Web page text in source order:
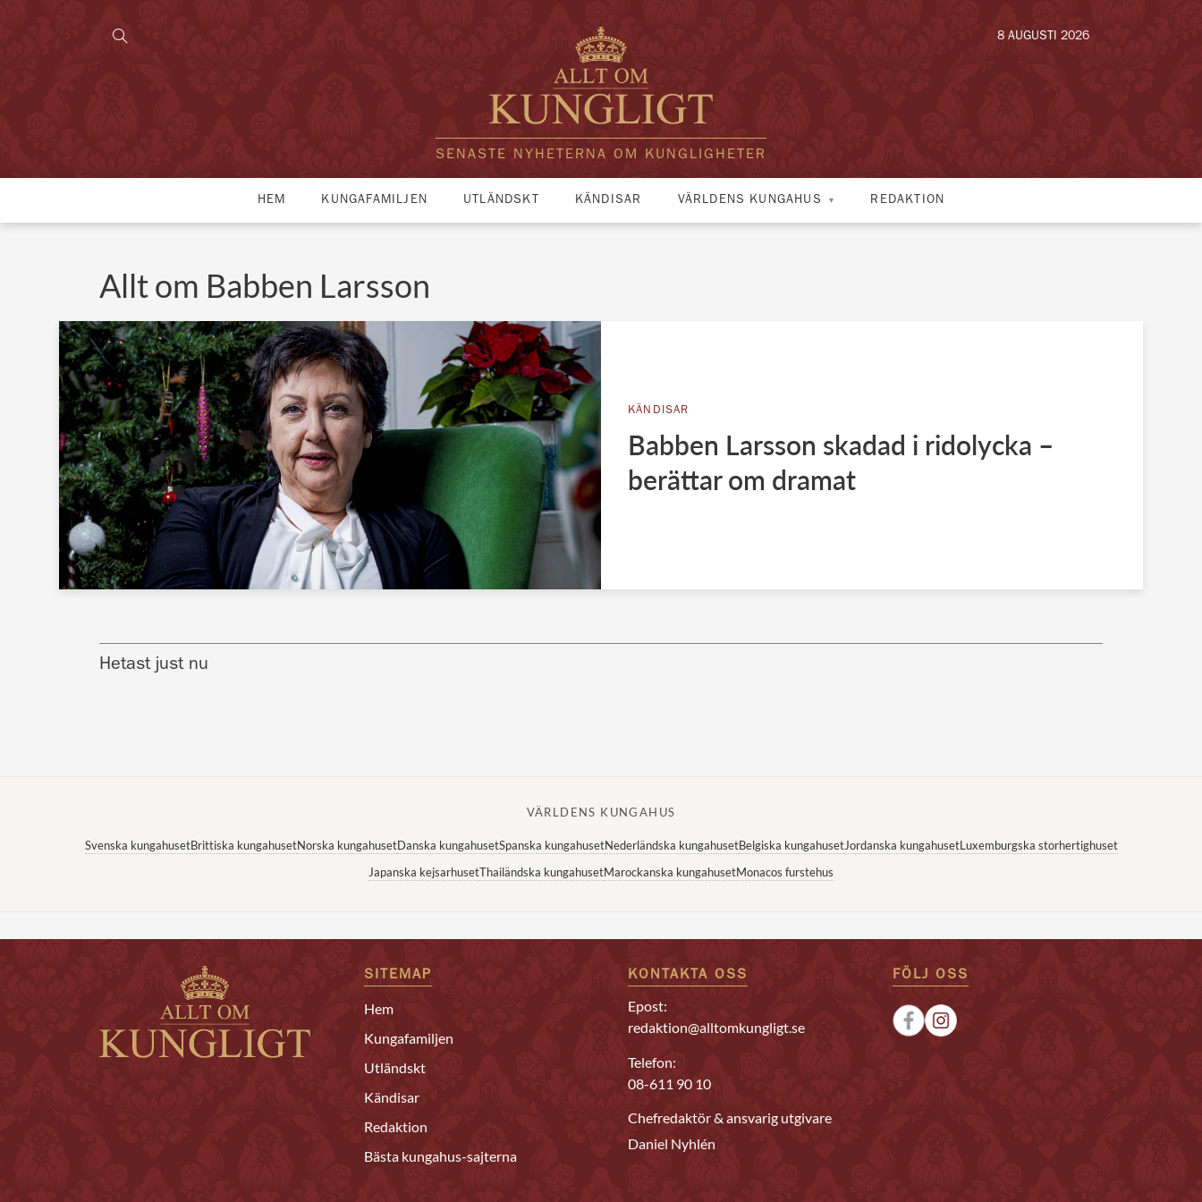
SENASTE NYHETERNA OM KUNGLIGHETER
8 AUGUSTI 2026
HEM KUNGAFAMILJEN UTLÄNDSKT KÄNDISAR VÄRLDENS KUNGAHUS REDAKTION
Allt om Babben Larsson
KÄNDISAR
Babben Larsson skadad i ridolycka –
berättar om dramat
Hetast just nu
VÄRLDENS KUNGAHUS
Svenska kungahusetBrittiska kungahusetNorska kungahusetDanska kungahusetSpanska kungahusetNederländska kungahusetBelgiska kungahusetJordanska kungahusetLuxemburgska storhertighuset
Japanska kejsarhusetThailändska kungahusetMarockanska kungahusetMonacos furstehus
SITEMAP
Hem
Kungafamiljen
Utländskt
Kändisar
Redaktion
Bästa kungahus-sajterna
KONTAKTA OSS
Epost:
redaktion@alltomkungligt.se
Telefon:
08-611 90 10
Chefredaktör & ansvarig utgivare
Daniel Nyhlén
FÖLJ OSS